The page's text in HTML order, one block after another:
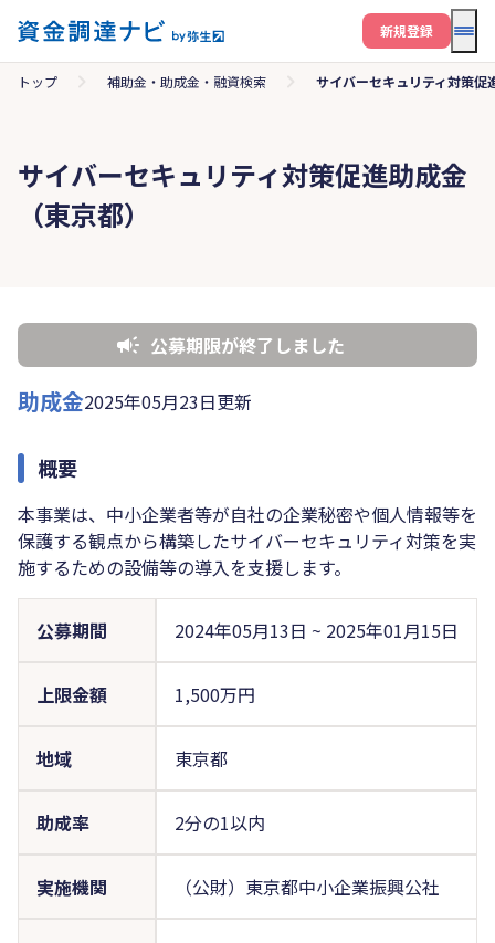
メ
新規登録
トップ 補助金・助成金・融資検索 サイバーセキュリティ対策促
サイバーセキュリティ対策促進助成金
（東京都）
公募期限が終了しました
助成金2025年05月23日更新
概要
本事業は、中小企業者等が自社の企業秘密や個人情報等を
保護する観点から構築したサイバーセキュリティ対策を実
施するための設備等の導入を支援します。
公募期間 2024年05月13日 ~ 2025年01月15日
上限金額 1,500万円
地域 東京都
助成率 2分の1以内
実施機関 （公財）東京都中小企業振興公社